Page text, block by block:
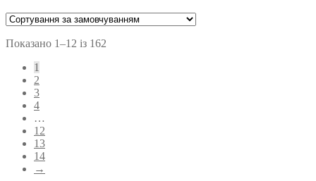
Показано 1–12 із 162
1
2
3
4
…
12
13
14
→